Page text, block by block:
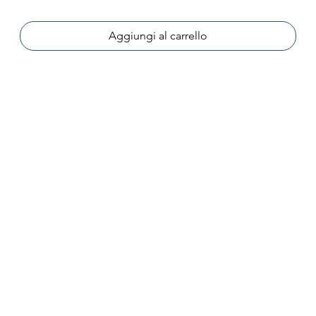
Aggiungi al carrello